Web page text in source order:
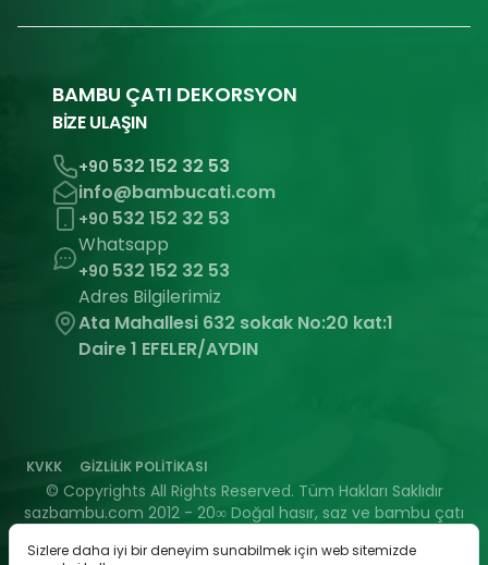
BAMBU ÇATI DEKORSYON
BİZE ULAŞIN
+90 532 152 32 53
info@bambucati.com
+90 532 152 32 53
Whatsapp
+90 532 152 32 53
Adres Bilgilerimiz
Ata Mahallesi 632 sokak No:20 kat:1
Daire 1 EFELER/AYDIN
© Copyrights All Rights Reserved. Tüm Hakları Saklıdır
sazbambu.com 2012 - 20∞ Doğal hasır, saz ve bambu çatı
pergola ve dekorasyon ürünlerinde profesyonel hizmet.
KVKK GİZLİLİK POLİTİKASI
Sizlere daha iyi bir deneyim sunabilmek için web sitemizde